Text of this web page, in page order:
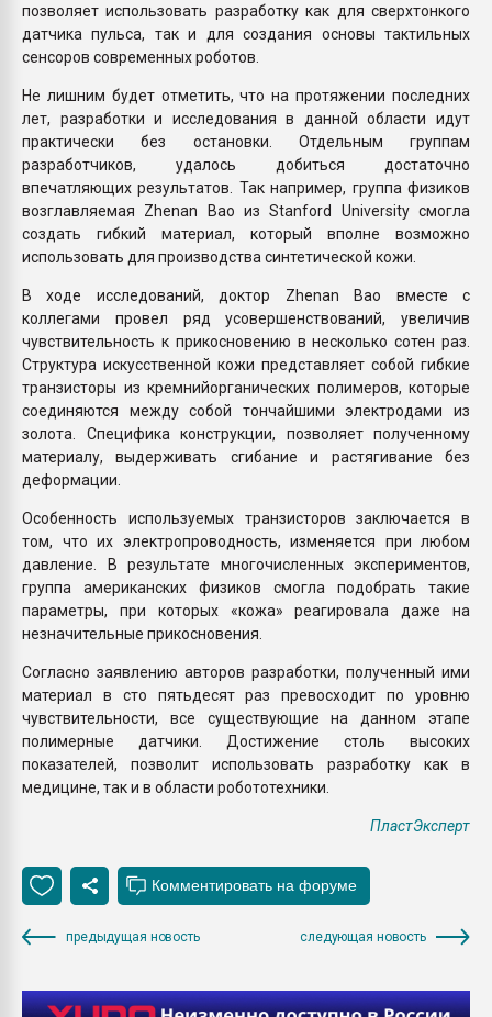
позволяет использовать разработку как для сверхтонкого
датчика пульса, так и для создания основы тактильных
сенсоров современных роботов.
Не лишним будет отметить, что на протяжении последних
лет, разработки и исследования в данной области идут
практически без остановки. Отдельным группам
разработчиков, удалось добиться достаточно
впечатляющих результатов. Так например, группа физиков
возглавляемая Zhenan Bao из Stanford University смогла
создать гибкий материал, который вполне возможно
использовать для производства синтетической кожи.
В ходе исследований, доктор Zhenan Bao вместе с
коллегами провел ряд усовершенствований, увеличив
чувствительность к прикосновению в несколько сотен раз.
Структура искусственной кожи представляет собой гибкие
транзисторы из кремнийорганических полимеров, которые
соединяются между собой тончайшими электродами из
золота. Специфика конструкции, позволяет полученному
материалу, выдерживать сгибание и растягивание без
деформации.
Особенность используемых транзисторов заключается в
том, что их электропроводность, изменяется при любом
давление. В результате многочисленных экспериментов,
группа американских физиков смогла подобрать такие
параметры, при которых «кожа» реагировала даже на
незначительные прикосновения.
Согласно заявлению авторов разработки, полученный ими
материал в сто пятьдесят раз превосходит по уровню
чувствительности, все существующие на данном этапе
полимерные датчики. Достижение столь высоких
показателей, позволит использовать разработку как в
медицине, так и в области робототехники.
ПластЭксперт
предыдущая новость следующая новость